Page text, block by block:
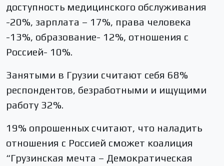
доступность медицинского обслуживания
-20%, зарплата – 17%, права человека
-13%, образование- 12%, отношения с
Россией- 10%.
Занятыми в Грузии считают себя 68%
респондентов, безработными и ищущими
работу 32%.
19% опрошенных считают, что наладить
отношения с Россией сможет коалиция
“Грузинская мечта – Демократическая